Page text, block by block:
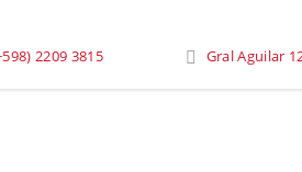
2209 3815 Gral Aguilar
Pesaje » Balanzas de Laboratorio »